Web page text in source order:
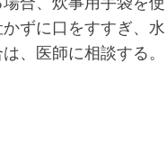
ずに口をすすぎ、
、医師に相談する。